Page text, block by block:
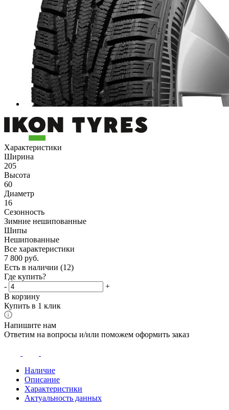
Характеристики
Ширина
205
Высота
60
Диаметр
16
Сезонность
Зимние нешипованные
Шипы
Нешипованные
Все характеристики
7 800 руб.
Есть в наличии (12)
Где купить?
-
+
В корзину
Купить в 1 клик
Напишите нам
Ответим на вопросы и/или поможем оформить заказ
Наличие
Описание
Характеристики
Актуальность данных